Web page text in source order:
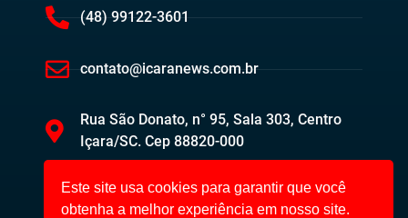
(48) 99122-3601
contato@icaranews.com.br
Rua São Donato, n° 95, Sala 303, Centro
Içara/SC. Cep 88820-000
Este site usa cookies para garantir que você
obtenha a melhor experiência em nosso site.